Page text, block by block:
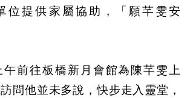
位提供家屬協助，「願芊雯安
前往板橋新月會館為陳芊雯上
問他並未多說，快步走入靈堂，